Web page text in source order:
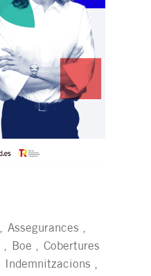
Assegurances
Boe
Cobertures
Indemnitzacions